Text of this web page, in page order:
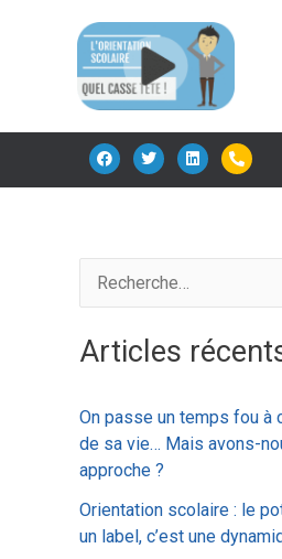
F
a
k
T
w
L
i
n
P
h
l
c
e
r
c
h
Articles
On passe un temps fou à
de sa vie… Mais avons-
approche ?
Orientation scolaire : le
un label, c’est une